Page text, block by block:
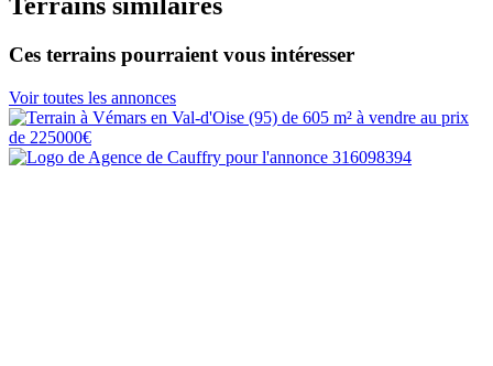
Terrains similaires
Ces terrains pourraient vous intéresser
Voir toutes les annonces